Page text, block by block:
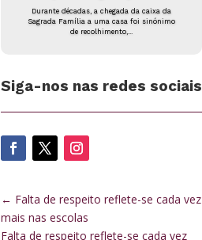
Durante décadas, a chegada da caixa da
Sagrada Família a uma casa foi sinónimo
de recolhimento,...
Siga-nos nas redes sociais
← Falta de respeito reflete-se cada vez
mais nas escolas
Falta de respeito reflete-se cada vez